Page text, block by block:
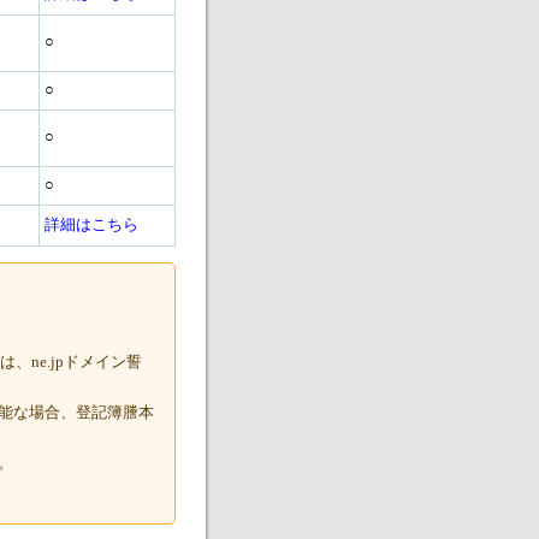
○
○
○
○
詳細はこちら
、ne.jpドメイン誓
な場合、登記簿謄本